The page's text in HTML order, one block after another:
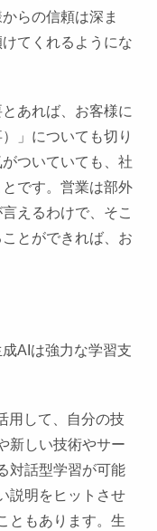
らの信頼は深ま
てくれるようにな
あれば、お客様に
」についても切り
ついていても、社
です。営業は部外
えるわけで、そこ
とができれば、お
AIは強力な学習支
用して、自分の技
新しい技術やサー
対話型学習が可能
説明をヒットさせ
ともあります。生